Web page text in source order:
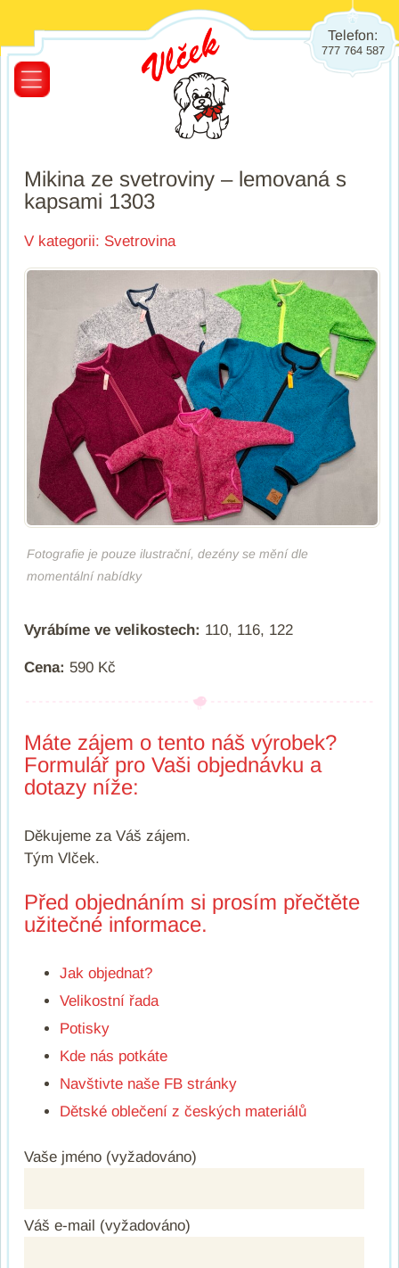
Telefon:
777 764 587
Mikina ze svetroviny – lemovaná s
kapsami 1303
V kategorii: Svetrovina
Fotografie je pouze ilustrační, dezény se mění dle
momentální nabídky
Vyrábíme ve velikostech: 110, 116, 122
Cena: 590 Kč
Máte zájem o tento náš výrobek?
Formulář pro Vaši objednávku a
dotazy níže:
Děkujeme za Váš zájem.
Tým Vlček.
Před objednáním si prosím přečtěte
užitečné informace.
Jak objednat?
Velikostní řada
Potisky
Kde nás potkáte
Navštivte naše FB stránky
Dětské oblečení z českých materiálů
Vaše jméno (vyžadováno)
Váš e-mail (vyžadováno)